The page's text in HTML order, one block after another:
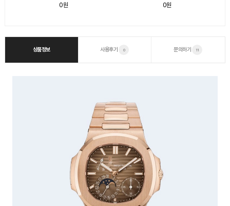
0원
0원
상품정보 사용후기 0 문의하기 11